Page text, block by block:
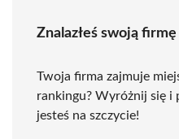
Znalazłeś swoją
Twoja firma zajmuje
rankingu? Wyróżnij się i
jesteś na szczycie!